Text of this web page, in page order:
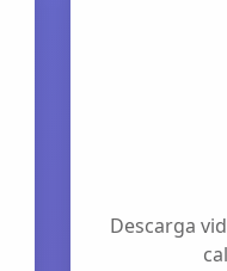
Descarga